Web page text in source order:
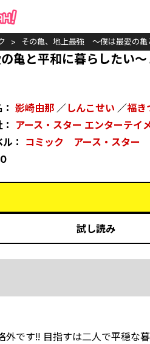
その亀、地上最強 ～僕は最愛の亀
亀と平和に暮らしたい～
影崎由那 ／しんこせい ／福き
アース・スター エンターテイ
： コミック アース・スター
試し読み
です!! 目指すは二人で平穏な